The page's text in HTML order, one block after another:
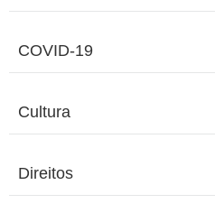
COVID-19
Cultura
Direitos